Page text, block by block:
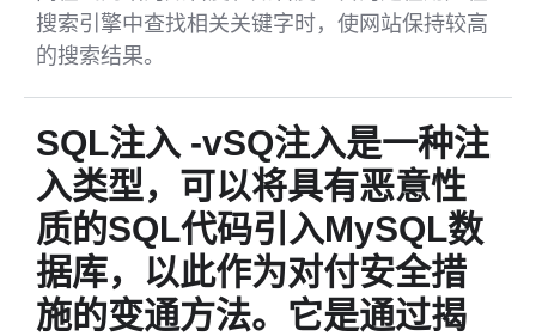
搜索引擎中查找相关关键字时，使网站保持较高
的搜索结果。
SQL注入 -vSQ注入是一种注
入类型，可以将具有恶意性
质的SQL代码引入MySQL数
据库，以此作为对付安全措
施的变通方法。它是通过揭